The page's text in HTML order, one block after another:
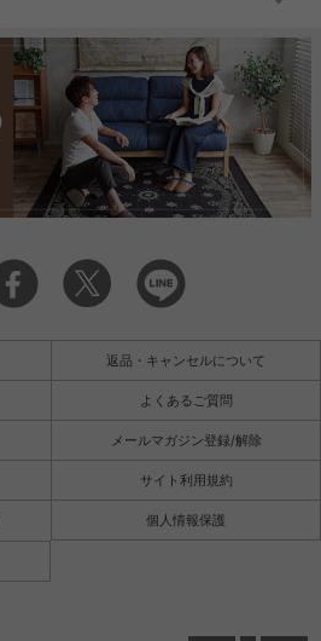
返品・キャンセルについて
よくあるご質問
メールマガジン登録/解除
サイト利用規約
個人情報保護